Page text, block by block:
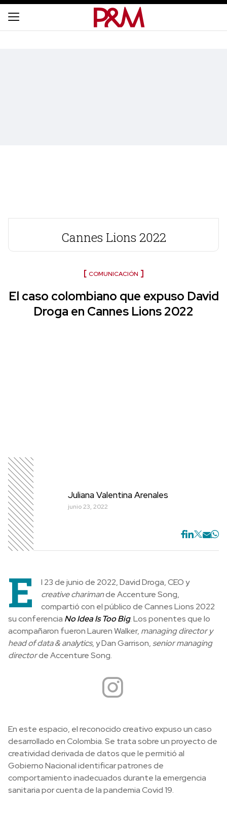
Cannes Lions 2022
COMUNICACIÓN
El caso colombiano que expuso David
Droga en Cannes Lions 2022
Juliana Valentina Arenales
junio 23, 2022
E
l 23 de junio de 2022, David Droga, CEO y
creative charimande Accenture Song,
compartió con el público de Cannes Lions 2022
su conferencia No Idea Is Too Big. Los ponentes que lo
acompañaron fueron Lauren Walker, managing director y
head of data & analytics, y Dan Garrison,senior managing
directorde Accenture Song.
En este espacio, el reconocido creativo expuso un caso
desarrollado en Colombia. Se trata sobre un proyecto de
creatividad derivada de datos que le permitió al
Gobierno Nacional identificar patrones de
comportamiento inadecuados durante la emergencia
sanitaria por cuenta de la pandemia Covid 19.